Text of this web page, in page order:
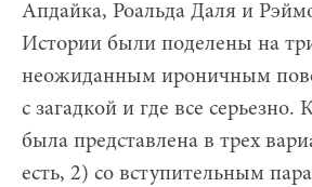
Апдайка, Роальда Даля и
Истории были поделены на
неожиданным ироничным
с загадкой и где все серьезно.
была представлена в трех
есть, 2) со вступительным